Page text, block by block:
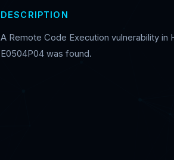
DESCRIPTION
A Remote Code Execution vulnerability in
E0504P04 was found.